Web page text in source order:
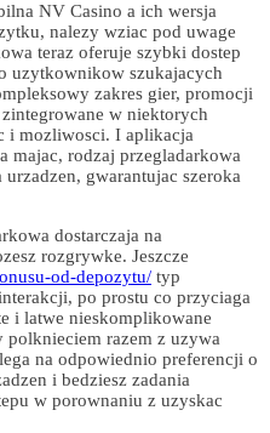
NV Casino a ich wersja
nalezy wziac pod uwage
teraz oferuje szybki dostep
uzytkownikow szukajacych
zakres gier, promocji
w niektorych
i mozliwosci. I aplikacja
majac, rodzaj przegladarkowa
gwarantujac szeroka
dostarczaja na
rozgrywke. Jeszcze
od-depozytu/ typ
po prostu co przyciaga
i latwe nieskomplikowane
polknieciem razem z uzywa
na odpowiednio preferencji o
i bedziesz zadania
w porownaniu z uzyskac